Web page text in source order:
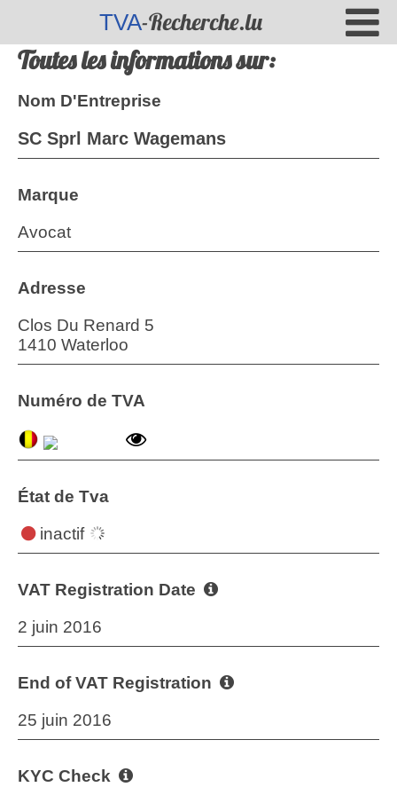
TVA-Recherche.lu
Toutes les informations sur:
Nom D'Entreprise
SC Sprl Marc Wagemans
Marque
Avocat
Adresse
Clos Du Renard 5
1410 Waterloo
Numéro de TVA
État de Tva
inactif
VAT Registration Date
2 juin 2016
End of VAT Registration
25 juin 2016
KYC Check